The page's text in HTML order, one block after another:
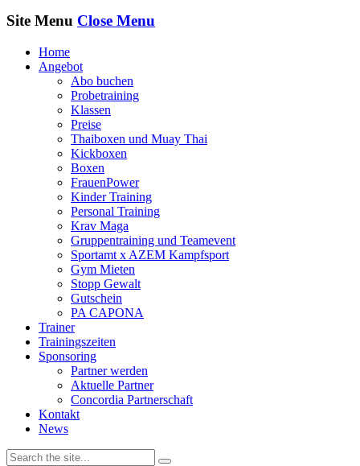
Site Menu Close Menu
Home
Angebot
Abo buchen
Probetraining
Klassen
Preise
Thaiboxen und Muay Thai
Kickboxen
Boxen
FrauenPower
Kinder Training
Personal Training
Krav Maga
Gruppentraining und Teamevent
Sportamt x AZEM Kampfsport
Gym Mieten
Stopp Gewalt
Gutschein
PA CAPONA
Trainer
Trainingszeiten
Sponsoring
Partner werden
Aktuelle Partner
Concordia Partnerschaft
Kontakt
News